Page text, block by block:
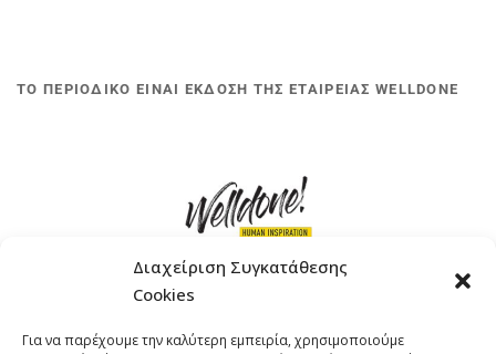
Διαχείριση Συγκατάθεσης
Cookies
Για να παρέχουμε την καλύτερη εμπειρία, χρησιμοποιούμε
ΤΟ ΠΕΡΙΟΔΙΚΟ ΕΙΝΑΙ ΕΚΔΟΣΗ ΤΗΣ ΕΤΑΙΡΕΙΑΣ WELLDONE
ΤΗΛΕΦΩΝΟ: +30 211 4021758